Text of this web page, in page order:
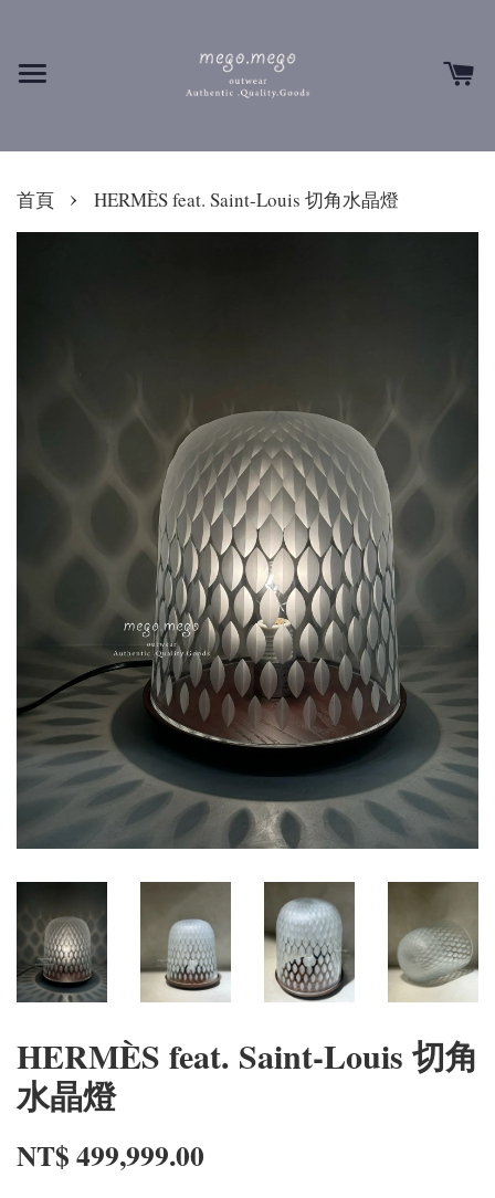
首頁 › HERMÈS feat. Saint-Louis 切角水晶燈
HERMÈS feat. Saint-Louis 切角
水晶燈
NT$ 499,999.00